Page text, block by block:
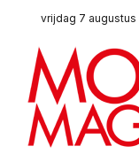
vrijdag 7 augustus